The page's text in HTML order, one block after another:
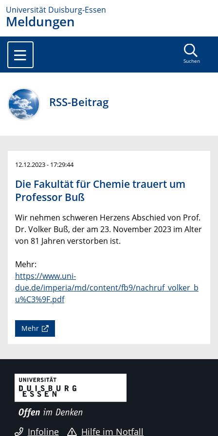
Universität Duisburg-Essen
Meldungen
Suchen
RSS-Beitrag
12.12.2023 - 17:29:44
Die Fakultät für Chemie trauert um
Professor Buß
Wir nehmen schweren Herzens Abschied von Prof.
Dr. Volker Buß, der am 23. November 2023 im Alter
von 81 Jahren verstorben ist.
Mehr:
https://www.uni-
due.de/imperia/md/content/fb9/nachruf_volker_b
u%C3%9F.pdf
Mehr
Infoline Hilfe im Notfall